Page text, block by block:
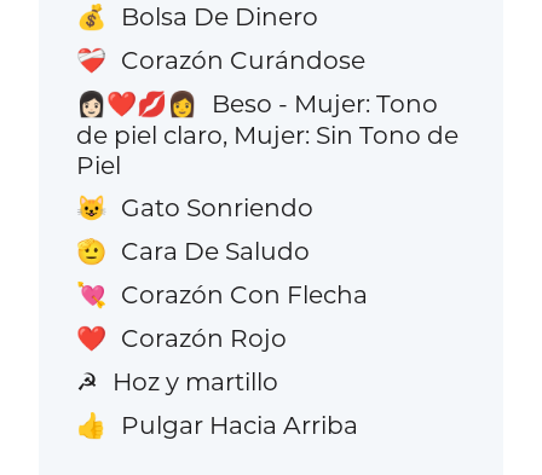
💰 Bolsa De Dinero
❤️‍🩹 Corazón Curándose
👩🏻‍❤️‍💋‍👩
Beso - Mujer: Tono
de piel claro, Mujer: Sin Tono de
Piel
😺 Gato Sonriendo
🫡 Cara De Saludo
💘 Corazón Con Flecha
❤️ Corazón Rojo
☭ Hoz y martillo
👍 Pulgar Hacia Arriba